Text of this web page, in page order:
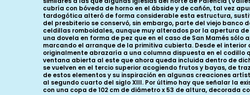
cubría con bóveda de horno en el ábside y de cañón, tal vez
tardogótica alteró de forma considerable esta estructura,
del presbiterio se conservó, sin embargo, parte del viejo
celdillas romboidales, aunque muy alterados por la apertura
una dovela en forma de pez que en el caso de San Mamés
marcando el arranque de la primitiva cubierta. Desde el
originalmente abrazaría a una columna dispuesta en el codillo
ventana abierta al este que ahora queda incluida dentro de
se vuelven en el tercio superior acogiendo frutos y bayas, de
de estos elementos y su inspiración en algunas creaciones
al segundo cuarto del siglo XIII. Por último hay que señalar la
con una copa de 102 cm de diámetro x 53 de altura, decorada